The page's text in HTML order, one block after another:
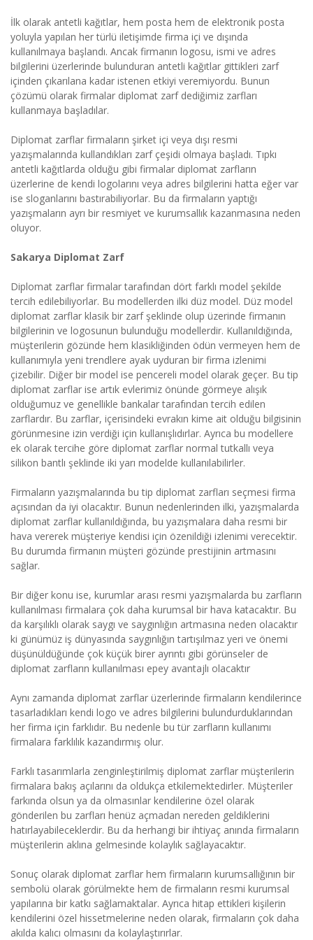
İlk olarak antetli kağıtlar, hem posta hem de elektronik posta
yoluyla yapılan her türlü iletişimde firma içi ve dışında
kullanılmaya başlandı. Ancak firmanın logosu, ismi ve adres
bilgilerini üzerlerinde bulunduran antetli kağıtlar gittikleri zarf
içinden çıkarılana kadar istenen etkiyi veremiyordu. Bunun
çözümü olarak firmalar diplomat zarf dediğimiz zarfları
kullanmaya başladılar.
Diplomat zarflar firmaların şirket içi veya dışı resmi
yazışmalarında kullandıkları zarf çeşidi olmaya başladı. Tıpkı
antetli kağıtlarda olduğu gibi firmalar diplomat zarfların
üzerlerine de kendi logolarını veya adres bilgilerini hatta eğer var
ise sloganlarını bastırabiliyorlar. Bu da firmaların yaptığı
yazışmaların ayrı bir resmiyet ve kurumsallık kazanmasına neden
oluyor.
Sakarya Diplomat Zarf
Diplomat zarflar firmalar tarafından dört farklı model şekilde
tercih edilebiliyorlar. Bu modellerden ilki düz model. Düz model
diplomat zarflar klasik bir zarf şeklinde olup üzerinde firmanın
bilgilerinin ve logosunun bulunduğu modellerdir. Kullanıldığında,
müşterilerin gözünde hem klasikliğinden ödün vermeyen hem de
kullanımıyla yeni trendlere ayak uyduran bir firma izlenimi
çizebilir. Diğer bir model ise pencereli model olarak geçer. Bu tip
diplomat zarflar ise artık evlerimiz önünde görmeye alışık
olduğumuz ve genellikle bankalar tarafından tercih edilen
zarflardır. Bu zarflar, içerisindeki evrakın kime ait olduğu bilgisinin
görünmesine izin verdiği için kullanışlıdırlar. Ayrıca bu modellere
ek olarak tercihe göre diplomat zarflar normal tutkallı veya
silikon bantlı şeklinde iki yarı modelde kullanılabilirler.
Firmaların yazışmalarında bu tip diplomat zarfları seçmesi firma
açısından da iyi olacaktır. Bunun nedenlerinden ilki, yazışmalarda
diplomat zarflar kullanıldığında, bu yazışmalara daha resmi bir
hava vererek müşteriye kendisi için özenildiği izlenimi verecektir.
Bu durumda firmanın müşteri gözünde prestijinin artmasını
sağlar.
Bir diğer konu ise, kurumlar arası resmi yazışmalarda bu zarfların
kullanılması firmalara çok daha kurumsal bir hava katacaktır. Bu
da karşılıklı olarak saygı ve saygınlığın artmasına neden olacaktır
ki günümüz iş dünyasında saygınlığın tartışılmaz yeri ve önemi
düşünüldüğünde çok küçük birer ayrıntı gibi görünseler de
diplomat zarfların kullanılması epey avantajlı olacaktır
Aynı zamanda diplomat zarflar üzerlerinde firmaların kendilerince
tasarladıkları kendi logo ve adres bilgilerini bulundurduklarından
her firma için farklıdır. Bu nedenle bu tür zarfların kullanımı
firmalara farklılık kazandırmış olur.
Farklı tasarımlarla zenginleştirilmiş diplomat zarflar müşterilerin
firmalara bakış açılarını da oldukça etkilemektedirler. Müşteriler
farkında olsun ya da olmasınlar kendilerine özel olarak
gönderilen bu zarfları henüz açmadan nereden geldiklerini
hatırlayabileceklerdir. Bu da herhangi bir ihtiyaç anında firmaların
müşterilerin aklına gelmesinde kolaylık sağlayacaktır.
Sonuç olarak diplomat zarflar hem firmaların kurumsallığının bir
sembolü olarak görülmekte hem de firmaların resmi kurumsal
yapılarına bir katkı sağlamaktalar. Ayrıca hitap ettikleri kişilerin
kendilerini özel hissetmelerine neden olarak, firmaların çok daha
akılda kalıcı olmasını da kolaylaştırırlar.